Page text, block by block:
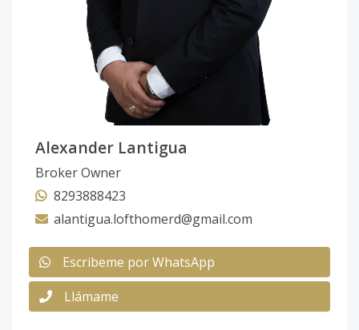
Alexander Lantigua
Broker Owner
8293888423
alantigua.lofthomerd@gmail.com
Escribeme por WhatsApp
Llámame